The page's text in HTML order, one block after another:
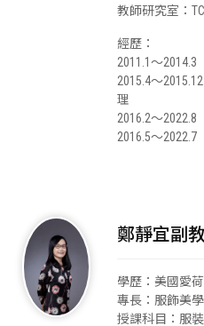
教師研究室：
經歷：
2011.1～
2015.4～
理
2016.2～2022.8
2016.5～
鄭靜宜副
學歷：美國愛
專長：服飾美
授課科目：服